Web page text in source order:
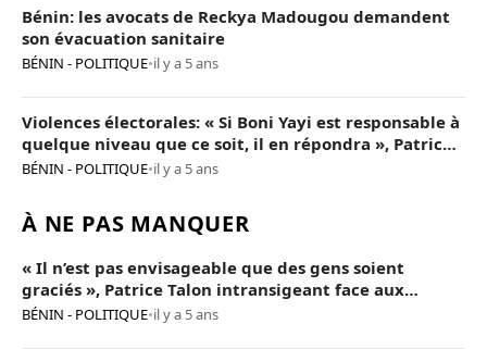
Bénin: les avocats de Reckya Madougou demandent
son évacuation sanitaire
BÉNIN - POLITIQUE•il y a 5 ans
Violences électorales: « Si Boni Yayi est responsable à
quelque niveau que ce soit, il en répondra », Patrice
Talon
BÉNIN - POLITIQUE•il y a 5 ans
À NE PAS MANQUER
« Il n’est pas envisageable que des gens soient
graciés », Patrice Talon intransigeant face aux
« opposants terroristes »
BÉNIN - POLITIQUE•il y a 5 ans